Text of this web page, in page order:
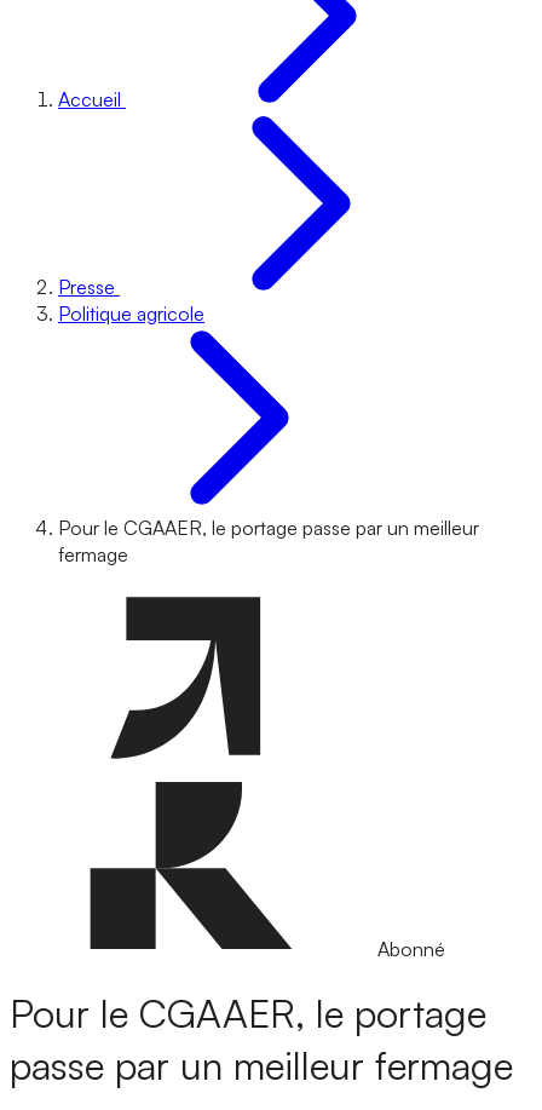
Accueil
Presse
Politique agricole
Pour le CGAAER, le portage passe par un meilleur
fermage
Abonné
Pour le CGAAER, le portage
passe par un meilleur fermage